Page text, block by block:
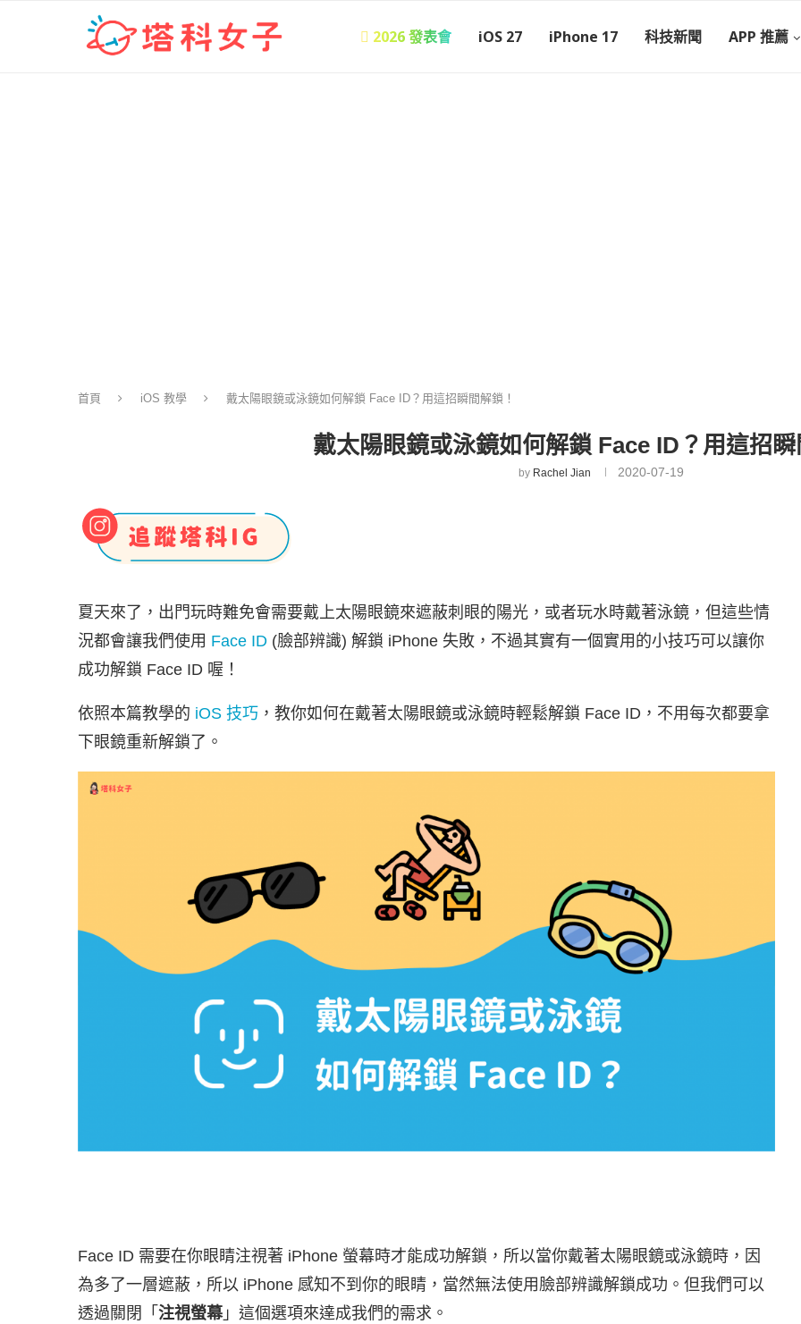
 2026 發表會 iOS 27 iPhone 17 科技新聞 APP 推薦
首頁 iOS 教學 戴太陽眼鏡或泳鏡如何解鎖 Face ID？用這招瞬間解鎖！
戴太陽眼鏡或泳鏡如何解鎖 Face ID？用這招
by Rachel Jian 2020-07-19
夏天來了，出門玩時難免會需要戴上太陽眼鏡來遮蔽刺眼的陽光，或者玩水時戴著泳鏡，但這些情
況都會讓我們使用 Face ID (臉部辨識) 解鎖 iPhone 失敗，不過其實有一個實用的小技巧可以讓你
成功解鎖 Face ID 喔！
依照本篇教學的 iOS 技巧 ，教你如何在戴著太陽眼鏡或泳鏡時輕鬆解鎖 Face ID，不用每次都要拿
下眼鏡重新解鎖了。
Face ID 需要在你眼睛注視著 iPhone 螢幕時才能成功解鎖，所以當你戴著太陽眼鏡或泳鏡時，因
為多了一層遮蔽，所以 iPhone 感知不到你的眼睛，當然無法使用臉部辨識解鎖成功。但我們可以
透過關閉「 注視螢幕」這個選項來達成我們的需求。